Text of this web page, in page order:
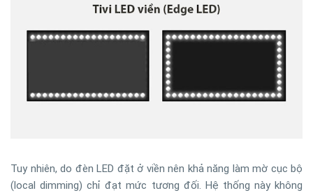
Tuy nhiên, do đèn LED đặt ở viền nên khả năng làm mờ cục bộ
(local dimming) chỉ đạt mức tương đối. Hệ thống này không